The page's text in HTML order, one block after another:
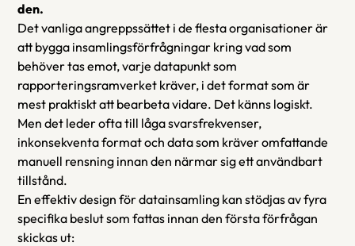
den.
Det vanliga angreppssättet i de flesta organisationer är
att bygga insamlingsförfrågningar kring vad som
behöver tas emot, varje datapunkt som
rapporteringsramverket kräver, i det format som är
mest praktiskt att bearbeta vidare. Det känns logiskt.
Men det leder ofta till låga svarsfrekvenser,
inkonsekventa format och data som kräver omfattande
manuell rensning innan den närmar sig ett användbart
tillstånd.
En effektiv design för datainsamling kan stödjas av fyra
specifika beslut som fattas innan den första förfrågan
skickas ut: